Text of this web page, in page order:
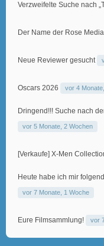
Verzweifelte Suche nach
Der Name der Rose
Neue Reviewer gesucht
Oscars 2026 vor 4
Dringend!!! Suche nach
vor 5 Monate, 2 Wochen
[Verkaufe] X-Men
Heute habe ich mir
vor 7 Monate, 1 Woche
Eure Filmsammlung! vor